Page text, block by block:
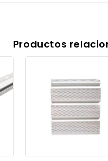
Productos